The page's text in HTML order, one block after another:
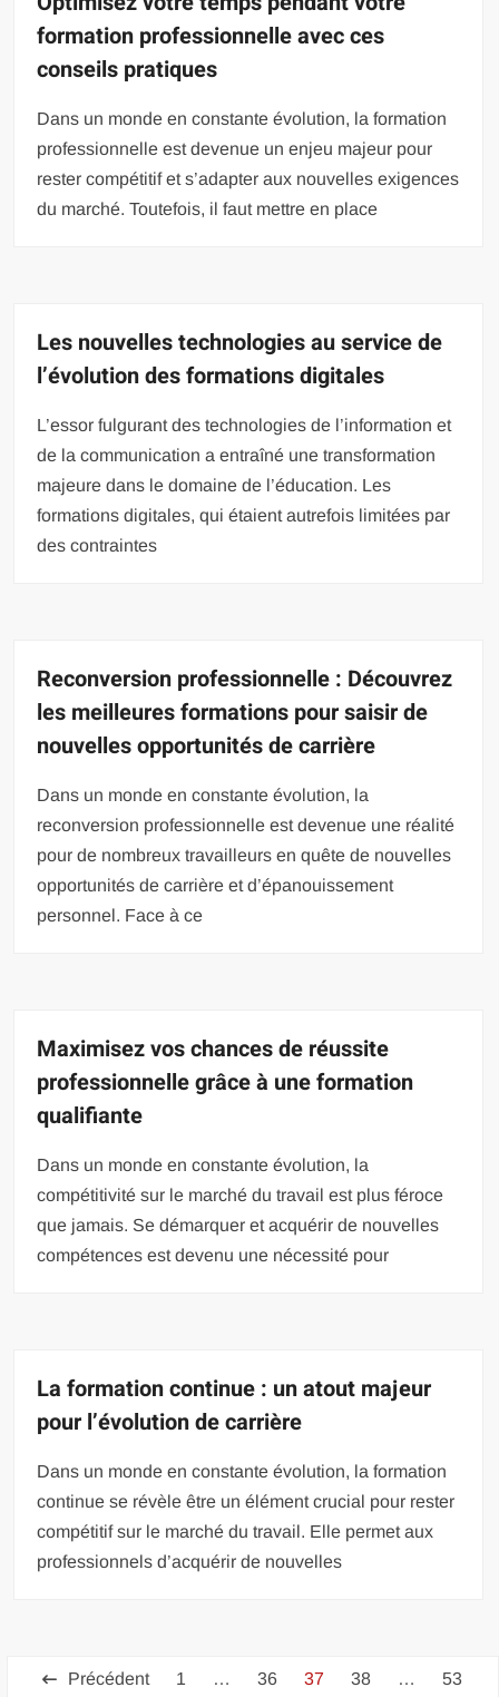
formation professionnelle avec ces
conseils pratiques
Dans un monde en constante évolution, la formation
professionnelle est devenue un enjeu majeur pour
rester compétitif et s’adapter aux nouvelles exigences
du marché. Toutefois, il faut mettre en place
Les nouvelles technologies au service de
l’évolution des formations digitales
L’essor fulgurant des technologies de l’information et
de la communication a entraîné une transformation
majeure dans le domaine de l’éducation. Les
formations digitales, qui étaient autrefois limitées par
des contraintes
Reconversion professionnelle : Découvrez
les meilleures formations pour saisir de
nouvelles opportunités de carrière
Dans un monde en constante évolution, la
reconversion professionnelle est devenue une réalité
pour de nombreux travailleurs en quête de nouvelles
opportunités de carrière et d’épanouissement
personnel. Face à ce
Maximisez vos chances de réussite
professionnelle grâce à une formation
qualifiante
Dans un monde en constante évolution, la
compétitivité sur le marché du travail est plus féroce
que jamais. Se démarquer et acquérir de nouvelles
compétences est devenu une nécessité pour
La formation continue : un atout majeur
pour l’évolution de carrière
Dans un monde en constante évolution, la formation
continue se révèle être un élément crucial pour rester
compétitif sur le marché du travail. Elle permet aux
professionnels d’acquérir de nouvelles
Pagination
Précédent 1 … 36 37 38 … 53